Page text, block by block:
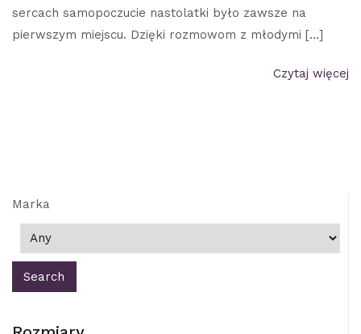
sercach samopoczucie nastolatki było zawsze na
pierwszym miejscu. Dzięki rozmowom z młodymi […]
Czytaj więcej
Marka